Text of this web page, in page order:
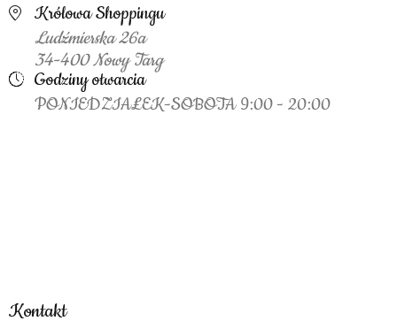
Królowa Shoppingu
Ludźmierska 26a
34-400 Nowy Targ
Godziny otwarcia
PONIEDZIAŁEK-SOBOTA 9:00 - 20:00
Kontakt